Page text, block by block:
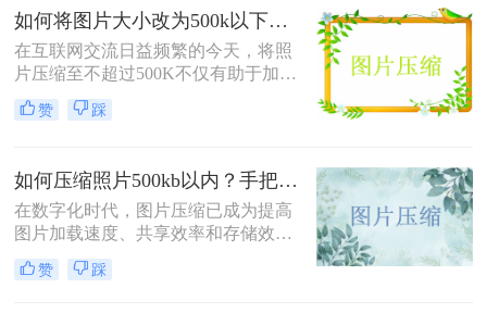
方法。
如何将图片大小改为500k以下？教你2个不同平台的方法！
在互联网交流日益频繁的今天，将照
片压缩至不超过500K不仅有助于加快
网页加载速度、减少电子邮件附件体
积，还能满足许多平台对上传图片大
效的方法来帮助您轻松实现这一目
标。
赞 踩
如何压缩照片500kb以内？手把手教你4个压缩方法！
在数字化时代，图片压缩已成为提高
图片加载速度、共享效率和存储效率
的重要手段。无论是个人用户还是企
业用户，都经常需要将照片压缩到特
赞 踩